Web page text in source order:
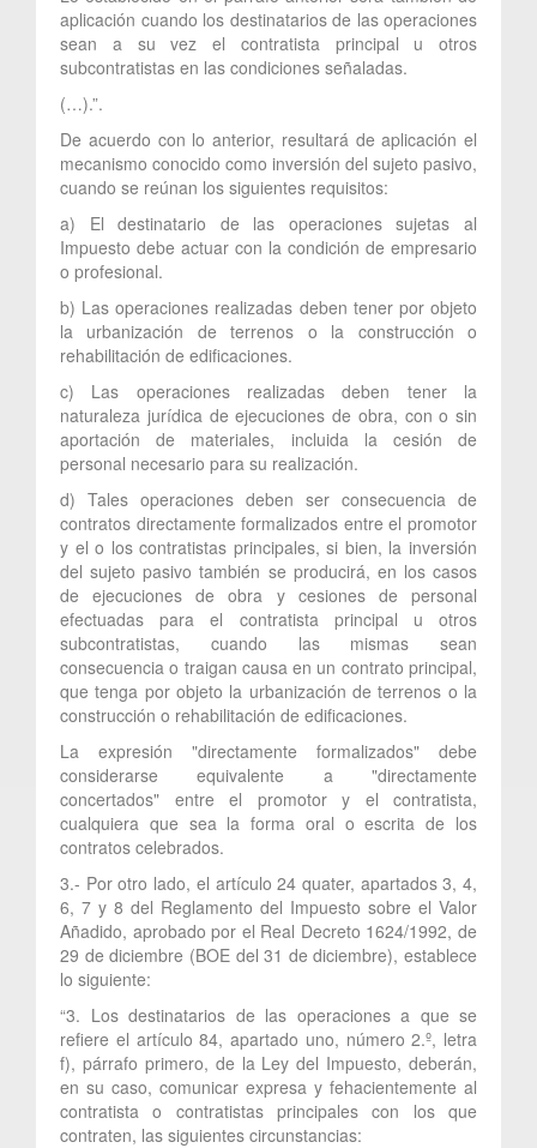
aplicación cuando los destinatarios de las operaciones
sean a su vez el contratista principal u otros
subcontratistas en las condiciones señaladas.
(…).”.
De acuerdo con lo anterior, resultará de aplicación el
mecanismo conocido como inversión del sujeto pasivo,
cuando se reúnan los siguientes requisitos:
a) El destinatario de las operaciones sujetas al
Impuesto debe actuar con la condición de empresario
o profesional.
b) Las operaciones realizadas deben tener por objeto
la urbanización de terrenos o la construcción o
rehabilitación de edificaciones.
c) Las operaciones realizadas deben tener la
naturaleza jurídica de ejecuciones de obra, con o sin
aportación de materiales, incluida la cesión de
personal necesario para su realización.
d) Tales operaciones deben ser consecuencia de
contratos directamente formalizados entre el promotor
y el o los contratistas principales, si bien, la inversión
del sujeto pasivo también se producirá, en los casos
de ejecuciones de obra y cesiones de personal
efectuadas para el contratista principal u otros
subcontratistas, cuando las mismas sean
consecuencia o traigan causa en un contrato principal,
que tenga por objeto la urbanización de terrenos o la
construcción o rehabilitación de edificaciones.
La expresión "directamente formalizados" debe
considerarse equivalente a "directamente
concertados" entre el promotor y el contratista,
cualquiera que sea la forma oral o escrita de los
contratos celebrados.
3.- Por otro lado, el artículo 24 quater, apartados 3, 4,
6, 7 y 8 del Reglamento del Impuesto sobre el Valor
Añadido, aprobado por el Real Decreto 1624/1992, de
29 de diciembre (BOE del 31 de diciembre), establece
lo siguiente:
“3. Los destinatarios de las operaciones a que se
refiere el artículo 84, apartado uno, número 2.º, letra
f), párrafo primero, de la Ley del Impuesto, deberán,
en su caso, comunicar expresa y fehacientemente al
contratista o contratistas principales con los que
contraten, las siguientes circunstancias: